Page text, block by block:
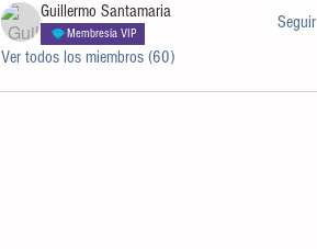
Guillermo Santamaria
Membresía VIP
Seguir
Ver todos los miembros (60)